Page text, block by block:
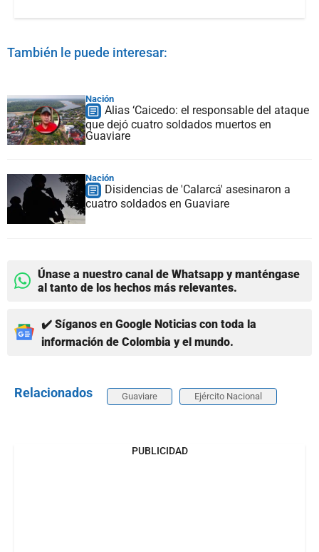
También le puede interesar:
Nación
Alias ‘Caicedo: el responsable del ataque
que dejó cuatro soldados muertos en
Guaviare
Nación
Disidencias de 'Calarcá' asesinaron a
cuatro soldados en Guaviare
Únase a nuestro canal de Whatsapp y manténgase
al tanto de los hechos más relevantes.
✔️ Síganos en Google Noticias con toda la
información de Colombia y el mundo.
Relacionados Guaviare Ejército Nacional
PUBLICIDAD